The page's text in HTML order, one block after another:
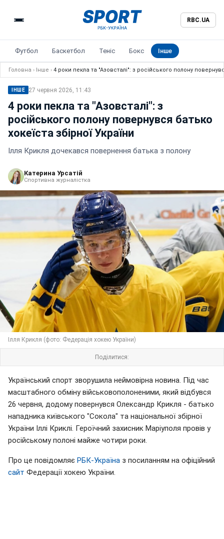
RBC.UA
Футбол Баскетбол Теніс Бокс Інше
Головна › Інше › 4 роки пекла та "Азовсталі": з російського полону
ІНШЕ 27 червня 2026, 11:43
4 роки пекла та "Азовсталі": з
російського полону повернувся батько
хокеїста збірної України
Ілля Крикля дочекався повернення батька з полону
Катерина Урсатій
Спортивна журналістка
Ілля Крикля (фото: Федерація хокею України)
Поділитися:
Український спорт зворушила неймовірна новина. Під час
масштабного обміну військовополоненими, який відбувся
26 червня, додому повернувся Олександр Крикля - батько
нападника київського "Сокола" та національної збірної
України Іллі Криклі. Героїчний захисник Маріуполя провів у
російському полоні майже чотири роки.
Про це повідомляє РБК-Україна з посиланням на офіційний
сайт Федерації хокею України.